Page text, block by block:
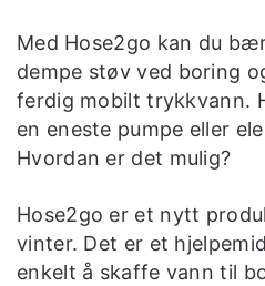
Med Hose2go kan du
dempe støv ved boring
ferdig mobilt trykkvann.
en eneste pumpe eller
Hvordan er det mulig?
Hose2go er et nytt
vinter. Det er et
enkelt å skaffe vann til